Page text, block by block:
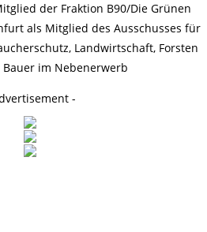
der Fraktion B90/Die Grünen
als Mitglied des Ausschusses für
Landwirtschaft, Forsten
im Nebenerwerb
-